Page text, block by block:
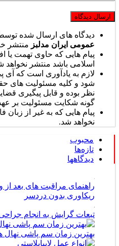
دیدگاه های ارسال شده
عمومی ایران مدلبز منتشر
پیام هایی که حاوی تهمت یا
اسلامی باشد منتشر نخواهد
لازم به یادآوری است که
شود و کلیه مسئولیت های
نظر بوده و قابل پیگیری
گونه شکایت مسئولیت بر
پیام هایی که به غیر از
نخواهد شد.
محبوب
تازه‌ها
دیدگاهها
راهنمای مراقبت های بعد از
ریکاوری بدون دردسر
تبعات گرایش به انجام
بهترین زمان سم پاشی نهال